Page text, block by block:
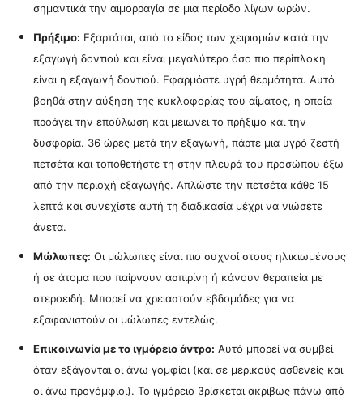
σημαντικά την αιμορραγία σε μια περίοδο λίγων ωρών.
Πρήξιμο: Εξαρτάται, από το είδος των χειρισμών κατά την
εξαγωγή δοντιού και είναι μεγαλύτερο όσο πιο περίπλοκη
είναι η εξαγωγή δοντιού. Εφαρμόστε υγρή θερμότητα. Αυτό
βοηθά στην αύξηση της κυκλοφορίας του αίματος, η οποία
προάγει την επούλωση και μειώνει το πρήξιμο και την
δυσφορία. 36 ώρες μετά την εξαγωγή, πάρτε μια υγρό ζεστή
πετσέτα και τοποθετήστε τη στην πλευρά του προσώπου έξω
από την περιοχή εξαγωγής. Απλώστε την πετσέτα κάθε 15
λεπτά και συνεχίστε αυτή τη διαδικασία μέχρι να νιώσετε
άνετα.
Μώλωπες: Οι μώλωπες είναι πιο συχνοί στους ηλικιωμένους
ή σε άτομα που παίρνουν ασπιρίνη ή κάνουν θεραπεία με
στεροειδή. Μπορεί να χρειαστούν εβδομάδες για να
εξαφανιστούν οι μώλωπες εντελώς.
Επικοινωνία με το ιγμόρειο άντρο: Αυτό μπορεί να συμβεί
όταν εξάγονται οι άνω γομφίοι (και σε μερικούς ασθενείς και
οι άνω προγόμφιοι). Το ιγμόρειο βρίσκεται ακριβώς πάνω από